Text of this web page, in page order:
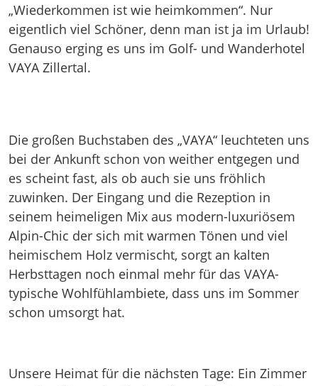
„Wiederkommen ist wie heimkommen“. Nur
eigentlich viel Schöner, denn man ist ja im Urlaub!
Genauso erging es uns im Golf- und Wanderhotel
VAYA Zillertal.
Die großen Buchstaben des „VAYA“ leuchteten uns
bei der Ankunft schon von weither entgegen und
es scheint fast, als ob auch sie uns fröhlich
zuwinken. Der Eingang und die Rezeption in
seinem heimeligen Mix aus modern-luxuriösem
Alpin-Chic der sich mit warmen Tönen und viel
heimischem Holz vermischt, sorgt an kalten
Herbsttagen noch einmal mehr für das VAYA-
typische Wohlfühlambiete, dass uns im Sommer
schon umsorgt hat.
Unsere Heimat für die nächsten Tage: Ein Zimmer